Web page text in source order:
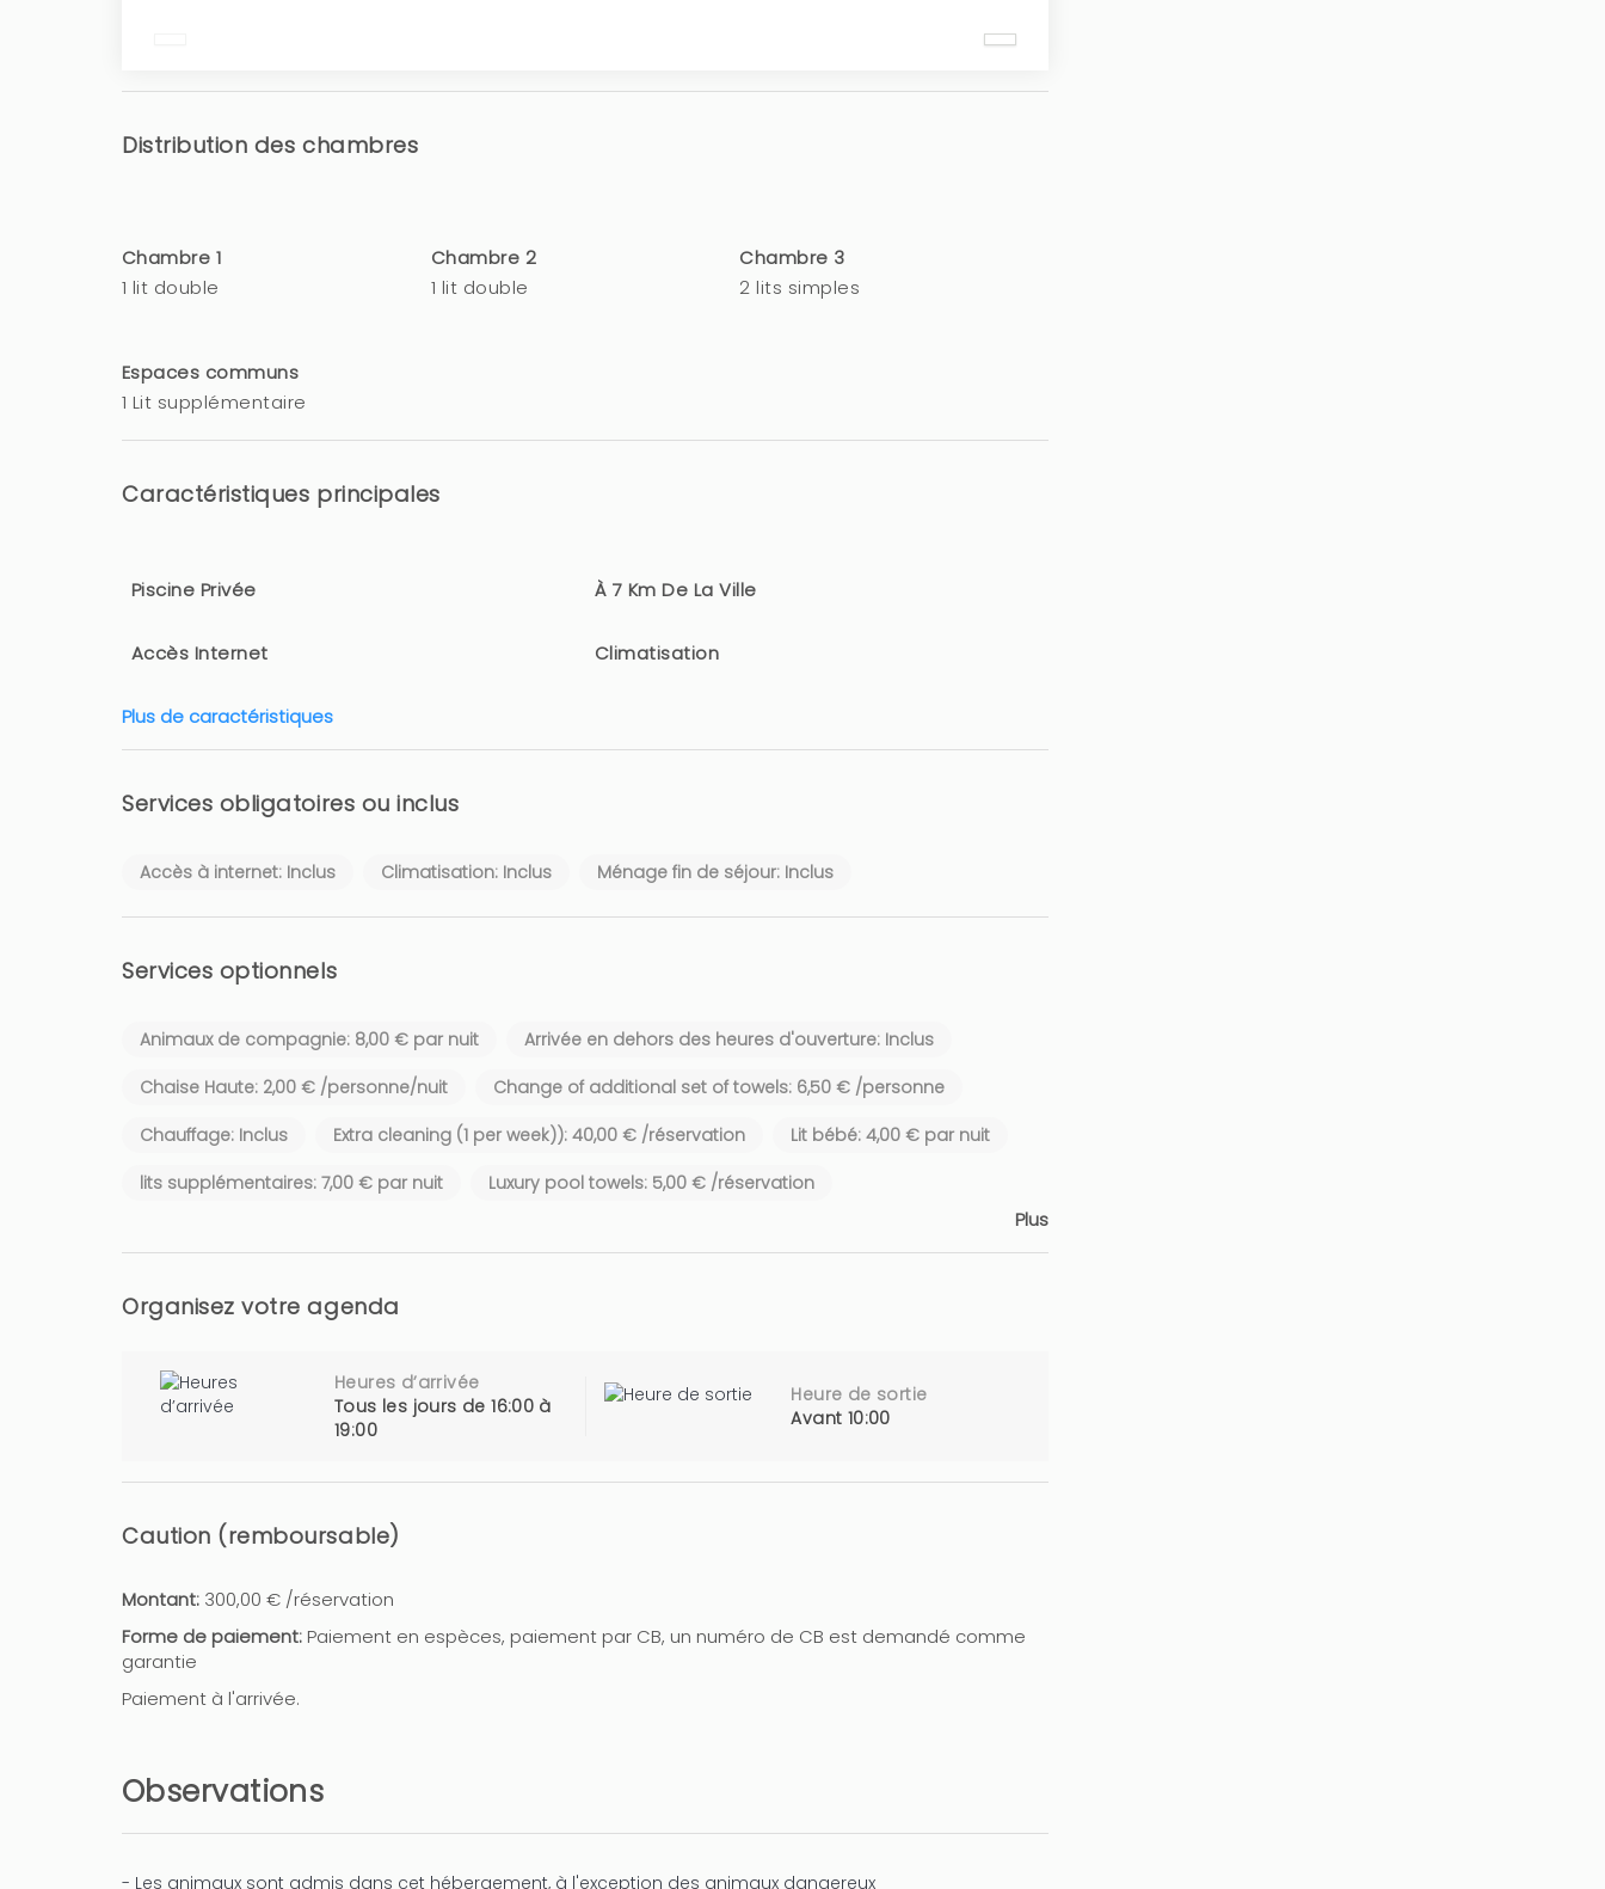
Distribution des chambres
Chambre 1
1 lit double
Chambre 2
1 lit double
Chambre 3
2 lits simples
Espaces communs
1 Lit supplémentaire
Caractéristiques principales
Piscine Privée À 7 Km De La Ville
Accès Internet Climatisation
Plus de caractéristiques
Services obligatoires ou inclus
Accès à internet: Inclus Climatisation: Inclus Ménage fin de séjour: Inclus
Services optionnels
Animaux de compagnie: 8,00 € par nuit
Arrivée en dehors des heures d'ouverture: Inclus
Chaise Haute: 2,00 € /personne/nuit
Change of additional set of towels: 6,50 € /personne
Chauffage: Inclus
Extra cleaning (1 per week)): 40,00 € /réservation
Lit bébé: 4,00 € par nuit
lits supplémentaires: 7,00 € par nuit
Luxury pool towels: 5,00 € /réservation
Plus
Organisez votre agenda
Heures d’arrivée
Tous les jours de 16:00 à
19:00
Heure de sortie
Avant 10:00
Caution (remboursable)
Montant: 300,00 € /réservation
Forme de paiement: Paiement en espèces, paiement par CB, un numéro de CB est demandé comme
garantie
Paiement à l'arrivée.
Observations
- Les animaux sont admis dans cet hébergement, à l'exception des animaux dangereux